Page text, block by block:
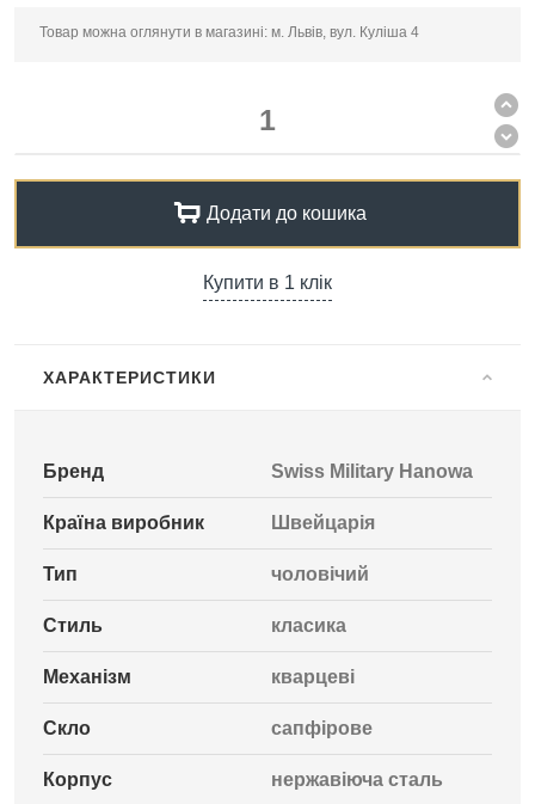
Товар можна оглянути в магазині: м. Львів, вул. Куліша 4
Додати до кошика
Купити в 1 клік
ХАРАКТЕРИСТИКИ
Бренд Swiss Military Hanowa
Країна виробник Швейцарія
Тип чоловічий
Стиль класика
Механізм кварцеві
Скло сапфірове
Корпус нержавіюча сталь